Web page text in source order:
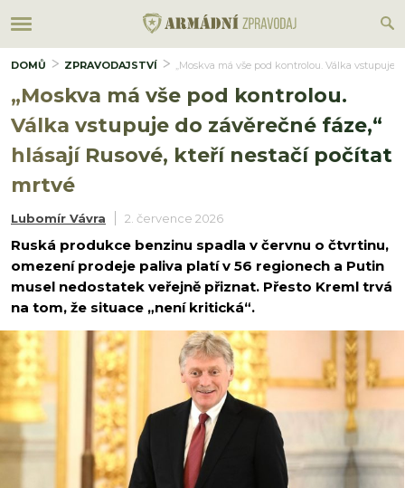
DOMŮ ZPRAVODAJSTVÍ „Moskva má vše pod kontrolou. Válka vstupuje
„Moskva má vše pod kontrolou.
Válka vstupuje do závěrečné fáze,“
hlásají Rusové, kteří nestačí počítat
mrtvé
Lubomír Vávra 2. července 2026
Ruská produkce benzinu spadla v červnu o čtvrtinu,
omezení prodeje paliva platí v 56 regionech a Putin
musel nedostatek veřejně přiznat. Přesto Kreml trvá
na tom, že situace „není kritická“.